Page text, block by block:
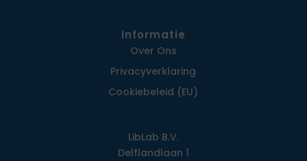
Informatie
Over Ons
Privacy­verklaring
Cookiebeleid (EU)
LibLab B.V.
Delflandlaan 1